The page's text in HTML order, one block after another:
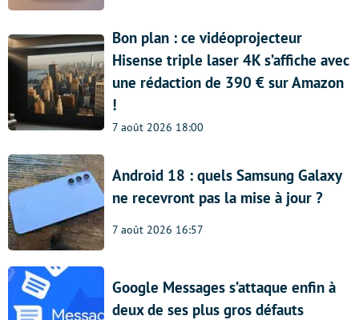
Bon plan : ce vidéoprojecteur
Hisense triple laser 4K s’affiche avec
une rédaction de 390 € sur Amazon
!
7 août 2026 18:00
Android 18 : quels Samsung Galaxy
ne recevront pas la mise à jour ?
7 août 2026 16:57
Google Messages s’attaque enfin à
deux de ses plus gros défauts